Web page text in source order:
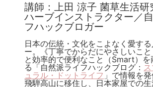
講師：上田 涼子 菌草生活研
ハーブインストラクター／
フハックブロガー
日本の伝統・文化をこよなく愛す
ー。《丁寧でからだにやさしいこと
と効率的で便利なこと（Smart）を
る「自然派ライフハックブログ：
ュラル・ドットライフ 」で情報を
飛騨高山に移住し、日本家屋での